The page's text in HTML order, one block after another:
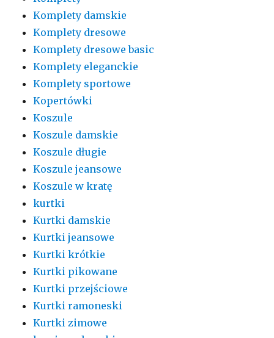
Komplety damskie
Komplety dresowe
Komplety dresowe basic
Komplety eleganckie
Komplety sportowe
Kopertówki
Koszule
Koszule damskie
Koszule długie
Koszule jeansowe
Koszule w kratę
kurtki
Kurtki damskie
Kurtki jeansowe
Kurtki krótkie
Kurtki pikowane
Kurtki przejściowe
Kurtki ramoneski
Kurtki zimowe